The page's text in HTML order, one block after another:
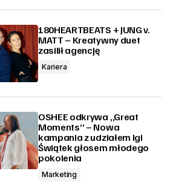
180HEARTBEATS + JUNG v.
MATT – Kreatywny duet
zasilił agencję
Kariera
OSHEE odkrywa „Great
Moments” – Nowa
kampania z udziałem Igi
Świątek głosem młodego
pokolenia
Marketing